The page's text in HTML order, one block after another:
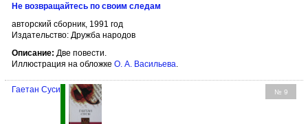
Не возвращайтесь по своим следам
авторский сборник, 1991 год
Издательство: Дружба народов
Описание: Две повести.
Иллюстрация на обложке О. А. Васильева
№ 9
Гаетан Суси